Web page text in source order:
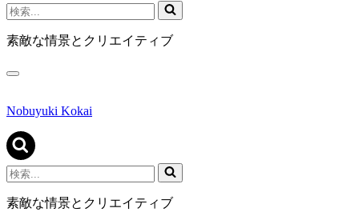
検
索...
素敵な情景とクリエイティブ
ナ
ゲ
シ
ョ
ン
メ
ニ
ュ
Nobuyuki Kokai
検
索...
素敵な情景とクリエイティブ